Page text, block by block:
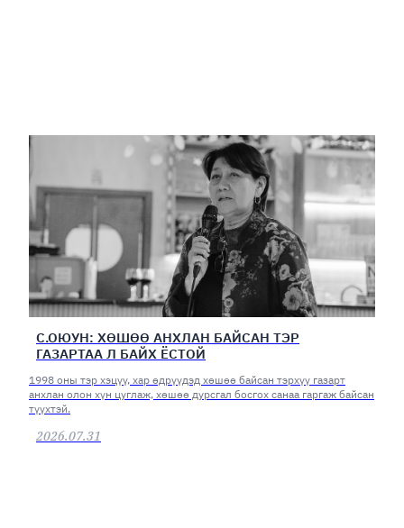
С.ОЮУН: ХӨШӨӨ АНХЛАН БАЙСАН ТЭР
ГАЗАРТАА Л БАЙХ ЁСТОЙ
1998 оны тэр хэцүү, хар өдрүүдэд хөшөө байсан тэрхүү газарт
анхлан олон хүн цуглаж, хөшөө дурсгал босгох санаа гаргаж байсан
түүхтэй.
2026.07.31